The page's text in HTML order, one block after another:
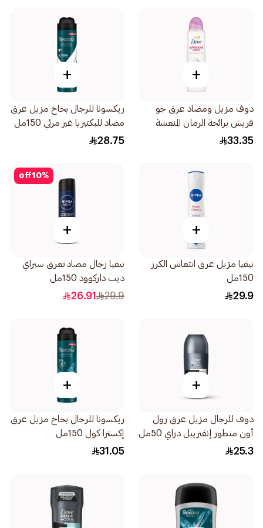
+
دوف مزيل ومضاد عرق جو
فريش برائحة الرمان المنعشة
للنساء 150مل
33.35
+
ريكسونا للرجال بخاخ مزيل عرق
مضاد للبكتيريا غير مرئي 150مل
28.75
+
نيفيا مزيل عرق انتعاش الكرز
150مل
29.9
10%
off
+
نيفيا رجال مضاد تعرق سبراي
ديب داركوود 150مل
29.9
26.91
+
دوف للرجال مزيل عرق رول
أون متطور إنفيزيبل دراي 50مل
25.3
+
ريكسونا للرجال بخاخ مزيل عرق
إكسترا كول 150مل
31.05